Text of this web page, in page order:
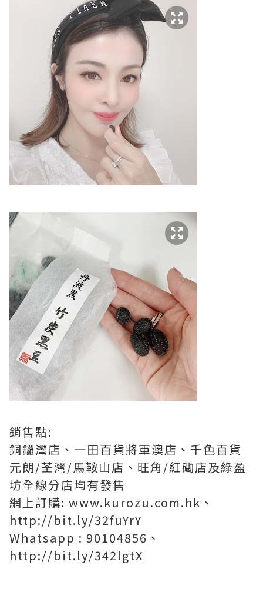
銷售點:
銅鑼灣店、一田百貨將軍澳店、千色百貨
元朗/荃灣/馬鞍山店、旺角 /紅磡店及綠盈
坊全線分店均有發售
網上訂購: www.kurozu.com.hk 、
http://bit.ly/32fuYrY
Whatsapp : 90104856 、
http://bit.ly/342lgtX